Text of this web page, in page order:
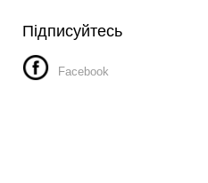
Підписуйтесь
Facebook